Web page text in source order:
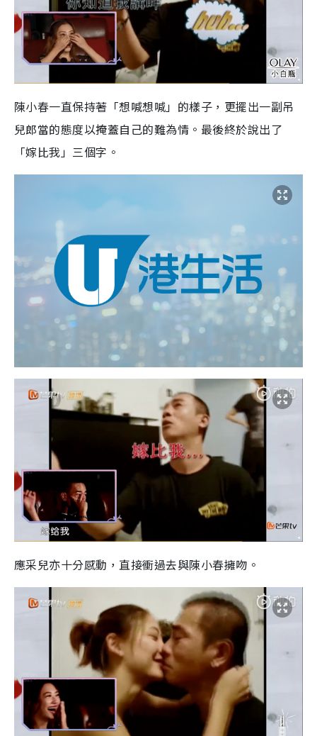
陳小春一直保持著「想喊想喊」的樣子，更擺出一副吊
兒郎當的態度以掩蓋自己的難為情。最後終於說出了
「嫁比我」三個字。
應采兒亦十分感動，直接衝過去與陳小春擁吻。